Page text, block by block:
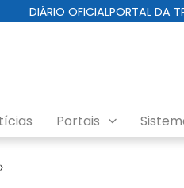
DIÁRIO OFICIALPORTAL DA
Portais
›